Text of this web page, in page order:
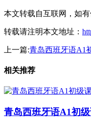
本文转载自互联网，如
转载请注明本文地址：
上一篇:青岛西班牙语A1
相关推荐
青岛西班牙语A1初